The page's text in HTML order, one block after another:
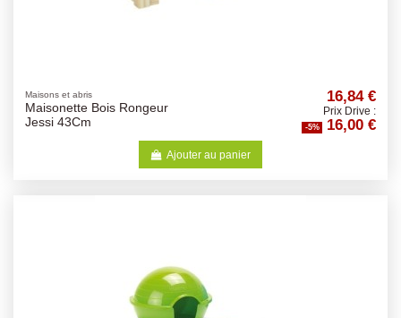
Maisons et abris
Maisonette Bois Rongeur
Jessi 43Cm
16,84 €
Prix Drive :
-5% 16,00 €
Ajouter au panier